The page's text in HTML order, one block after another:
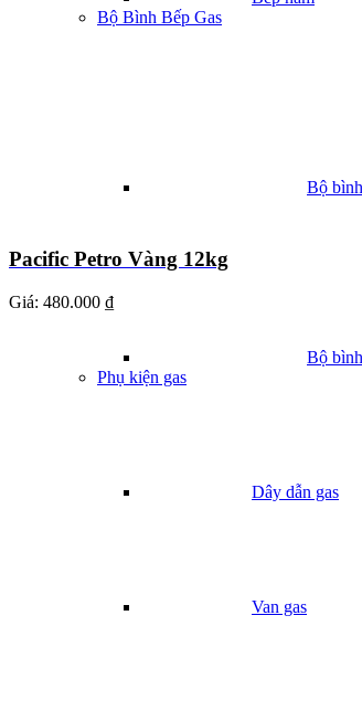
Bộ Bình Bếp Gas
Bộ
Bộ
Phụ kiện gas
Dây dẫn gas
Van gas
Pacific Petro Vàng 12kg
Giá: 480.000 ₫